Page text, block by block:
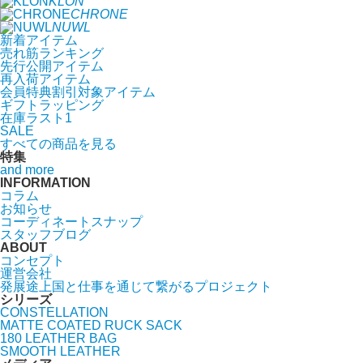
CHRONE
NUWL
新着アイテム
売れ筋ランキング
先行公開アイテム
再入荷アイテム
会員特典割引対象アイテム
ギフトラッピング
在庫ラスト1
SALE
すべての商品を見る
特集
and more
INFORMATION
コラム
お知らせ
コーディネートスナップ
スタッフブログ
ABOUT
コンセプト
運営会社
発展途上国と仕事を通じて繋がるプロジェクト
シリーズ
CONSTELLATION
MATTE COATED RUCK SACK
180 LEATHER BAG
SMOOTH LEATHER